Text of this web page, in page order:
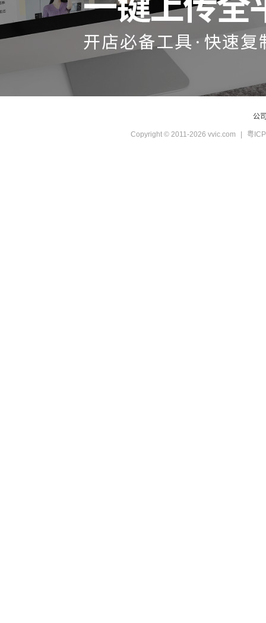
公
Copyright © 2011-2026 vvic.com 粤